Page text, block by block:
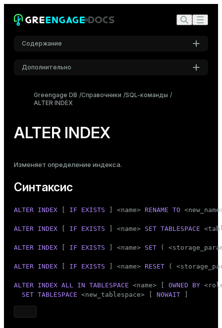
Содержание
Синтаксис
Параметры
Дополнительно
Тема
Темная Светлая Сепия
Greengage DB Справочники SQL-команды
ALTER INDEX
ALTER INDEX
Изменяет определение индекса.
Синтаксис
ALTER INDEX IF EXISTS ] <name> RENAME TO
ALTER INDEX IF EXISTS ] <name> SET TABLESPACE
ALTER INDEX IF EXISTS ] <name> SET (
ALTER INDEX IF EXISTS ] <name> RESET (
ALTER INDEX ALL IN TABLESPACE <name> [ OWNED BY
SET TABLESPACE <new_tablespace> [ NOWAIT